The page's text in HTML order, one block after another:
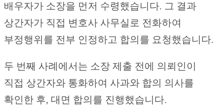
배우자가 소장을 먼저 수령했습니다. 그 결과
상간자가 직접 변호사 사무실로 전화하여
부정행위를 전부 인정하고 합의를 요청했습니다.
두 번째 사례에서는 소장 제출 전에 의뢰인이
직접 상간자와 통화하여 사과와 합의 의사를
확인한 후, 대면 합의를 진행했습니다.